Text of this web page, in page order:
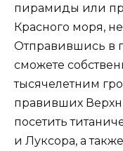
пирамиды или
Красного моря,
Отправившись в
сможете
тысячелетним
правивших
посетить
и Луксора, а